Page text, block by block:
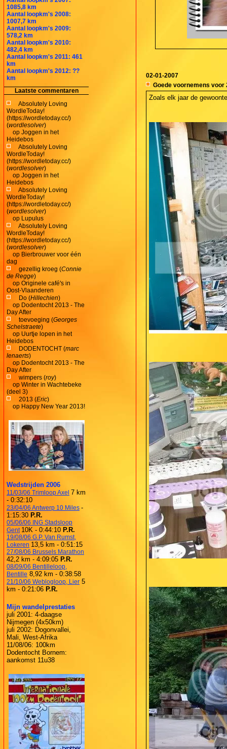
1085,8 km
Aantal loopkm's 2008:
1007,7 km
Aantal loopkm's 2009:
578,2 km
Aantal loopkm's 2010:
482,4 km
Aantal loopkm's 2011: 461
km
Aantal loopkm's 2012: ??
km
Laatste commentaren
Absolutely Loving
WordleToday!
(https://wordletoday.cc/)
(wordlesolver)
op Joggen in het
Heidebos
Absolutely Loving
WordleToday!
(https://wordletoday.cc/)
(wordlesolver)
op Joggen in het
Heidebos
Absolutely Loving
WordleToday!
(https://wordletoday.cc/)
(wordlesolver)
op Lupulus
Absolutely Loving
WordleToday!
(https://wordletoday.cc/)
(wordlesolver)
op Bierbrouwer voor één
dag
gezellig kroeg (Connie
de Regge)
op Originele café's in
Oost-Vlaanderen
Do (Hillechien)
op Dodentocht 2013 - The
Day After
toevoeging (Georges
Schelstraete)
op Uurtje lopen in het
Heidebos
DODENTOCHT (marc
lenaerts)
op Dodentocht 2013 - The
Day After
wimpers (roy)
op Winter in Wachtebeke
(deel 3)
2013 (Eric)
op Happy New Year 2013!
Wedstrijden 2006
11/03/06 Trimloop Axel 7 km
- 0:32:10
23/04/06 Antwerp 10 Miles -
1:15:30 P.R.
05/06/06 ING Stadsloop
Gent 10K - 0:44:10 P.R.
19/08/06 G.P. Van Rumst,
Lokeren 13,5 km - 0:51:15
27/08/06 Brussels Marathon
42,2 km - 4:09:05 P.R.
08/09/06 Bentilleloop,
Bentille 8,92 km - 0:38:58
21/10/06 Weblogloop, Lier 5
km - 0:21:06 P.R.
Mijn wandelprestaties
juli 2001: 4-daagse
Nijmegen (4x50km)
juli 2002: Dogonvallei,
Mali, West-Afrika
11/08/06: 100km
Dodentocht Bornem:
aankomst 11u38
02-01-2007
Goede voornemens voor
Zoals elk jaar de